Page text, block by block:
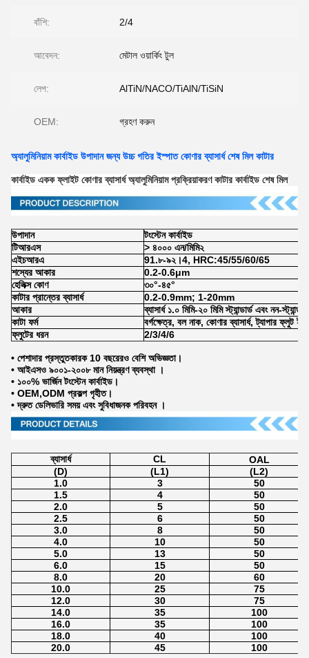
বাঁশি: 2/4
আবেদন: মেটাল ওয়ার্কিং টুল
লেপ: AlTiN/NACO/TiAlN/TiSiN
OEM: গ্রহণ করুন
অ্যালুমিনিয়াম কার্বাইড উপাদান জন্য উচ্চ গতির ইস্পাত কোণার ব্যাসার্ধ শেষ মিল কাটার
কার্বাইড একক ফ্লাইট কোণার ব্যাসার্ধ অ্যালুমিনিয়াম প্রক্রিয়াকরণ কাটার কার্বাইড শেষ মিল
উপাদান
টংস্টেন কার্বাইড
টিআরএস
> ৪০০০ এন/মিমি২
এইচআরএ
91.৮-৯২।4, HRC:45/55/60/65
শস্যের আকার
0.2-0.6μm
হেলিক্স কোণ
৩০°-৪৫°
কাটার প্রান্তের ব্যাসার্ধ
0.2-0.9mm; 1-20mm
আকার
ব্যাসার্ধ ১.০ মিমি-২০ মিমি স্ট্যান্ডার্ড এবং নন-
কাটা ফর্ম
বর্গক্ষেত্র, বল নাক, কোণার ব্যাসার্ধ, ট্যাপার ফ্লুট
ফ্লুটের ধরন
2/3/4/6
• পেশাদার প্রস্তুতকারক 10 বছরেরও বেশি অভিজ্ঞতা।
• আইএসও ৯০০১-২০০৮ মান নিয়ন্ত্রণ ব্যবস্থা ।
• ১০০% ভার্জিন টংস্টেন কার্বাইড।
• OEM,ODM প্রকল্প গৃহীত।
• দ্রুত ডেলিভারি সময় এবং সুবিধাজনক পরিবহন ।
ব্যাসার্ধ CL
OAL
(D)
(L1)
(L2)
1.0
3
50
1.5
4
50
2.0
5
50
2.5
6
50
3.0
8
50
4.0
10
50
5.0
13
50
6.0
15
50
8.0
20
60
10.0
25
75
12.0
30
75
14.0
35
100
16.0
35
100
18.0
40
100
20.0
45 100